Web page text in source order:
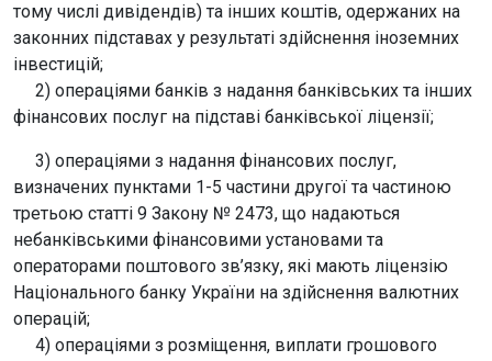
тому числі дивідендів) та інших коштів, одержаних на
законних підставах у результаті здійснення іноземних
інвестицій;
2) операціями банків з надання банківських та інших
фінансових послуг на підставі банківської ліцензії;
3) операціями з надання фінансових послуг,
визначених пунктами 1-5 частини другої та частиною
третьою статті 9 Закону № 2473, що надаються
небанківськими фінансовими установами та
операторами поштового зв’язку, які мають ліцензію
Національного банку України на здійснення валютних
операцій;
4) операціями з розміщення, виплати грошового